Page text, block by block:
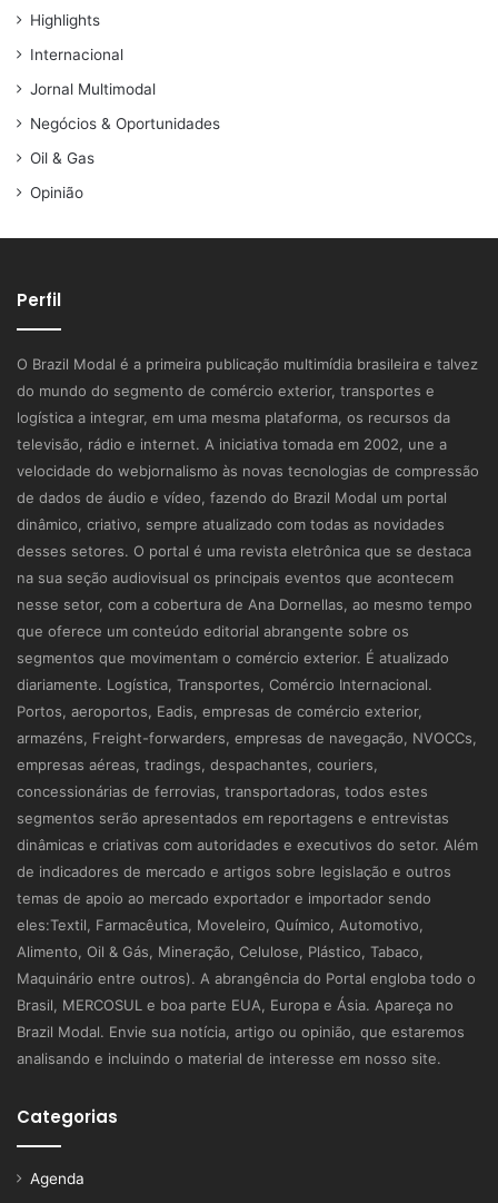
Highlights
Internacional
Jornal Multimodal
Negócios & Oportunidades
Oil & Gas
Opinião
Perfil
O Brazil Modal é a primeira publicação multimídia brasileira e talvez
do mundo do segmento de comércio exterior, transportes e
logística a integrar, em uma mesma plataforma, os recursos da
televisão, rádio e internet. A iniciativa tomada em 2002, une a
velocidade do webjornalismo às novas tecnologias de compressão
de dados de áudio e vídeo, fazendo do Brazil Modal um portal
dinâmico, criativo, sempre atualizado com todas as novidades
desses setores. O portal é uma revista eletrônica que se destaca
na sua seção audiovisual os principais eventos que acontecem
nesse setor, com a cobertura de Ana Dornellas, ao mesmo tempo
que oferece um conteúdo editorial abrangente sobre os
segmentos que movimentam o comércio exterior. É atualizado
diariamente. Logística, Transportes, Comércio Internacional.
Portos, aeroportos, Eadis, empresas de comércio exterior,
armazéns, Freight-forwarders, empresas de navegação, NVOCCs,
empresas aéreas, tradings, despachantes, couriers,
concessionárias de ferrovias, transportadoras, todos estes
segmentos serão apresentados em reportagens e entrevistas
dinâmicas e criativas com autoridades e executivos do setor. Além
de indicadores de mercado e artigos sobre legislação e outros
temas de apoio ao mercado exportador e importador sendo
eles:Textil, Farmacêutica, Moveleiro, Químico, Automotivo,
Alimento, Oil & Gás, Mineração, Celulose, Plástico, Tabaco,
Maquinário entre outros). A abrangência do Portal engloba todo o
Brasil, MERCOSUL e boa parte EUA, Europa e Ásia. Apareça no
Brazil Modal. Envie sua notícia, artigo ou opinião, que estaremos
analisando e incluindo o material de interesse em nosso site.
Categorias
Agenda